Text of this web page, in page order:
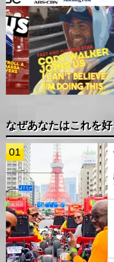
なぜあなたはこれを
01